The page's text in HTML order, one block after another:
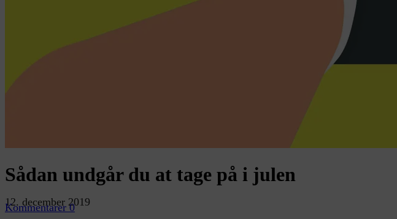
Sådan undgår du at tage på i julen
12. december 2019
Kommentarer 0